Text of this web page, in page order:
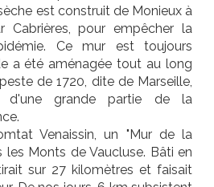
est construit de Monieux à
Cabrières, pour empêcher la
Ce mur est toujours
a été aménagée tout au long
de 1720, dite de Marseille,
d'une grande partie de la
Venaissin, un "Mur de la
les Monts de Vaucluse. Bâti en
sur 27 kilomètres et faisait